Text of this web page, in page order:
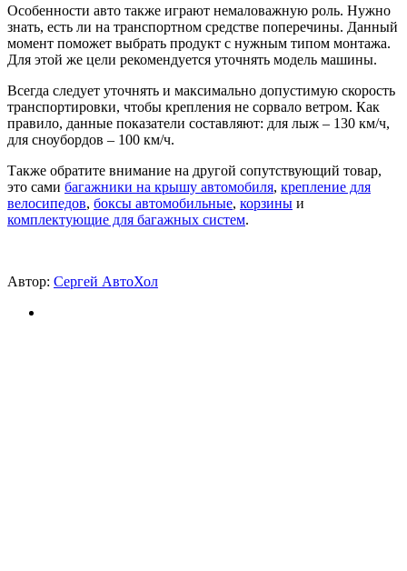
Особенности авто также играют немаловажную роль. Нужно
знать, есть ли на транспортном средстве поперечины. Данный
момент поможет выбрать продукт с нужным типом монтажа.
Для этой же цели рекомендуется уточнять модель машины.
Всегда следует уточнять и максимально допустимую скорость
транспортировки, чтобы крепления не сорвало ветром. Как
правило, данные показатели составляют: для лыж – 130 км/ч,
для сноубордов – 100 км/ч.
Также обратите внимание на другой сопутствующий товар,
это сами багажники на крышу автомобиля, крепление для
велосипедов, боксы автомобильные, корзины и
комплектующие для багажных систем.
Автор: Сергей АвтоХол